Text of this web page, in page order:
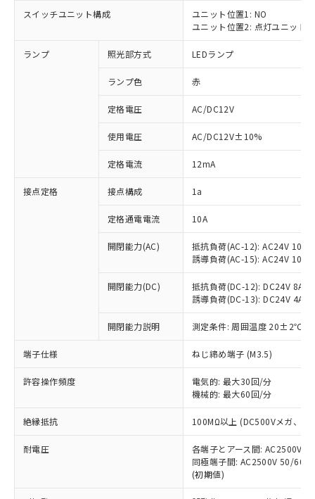
スイッチユニット構成
ユニット位置1: NO
ユニット位置2: 点灯ユニット
ランプ 照光部方式 LEDランプ
ランプ色 赤
定格電圧 AC/DC12V
使用電圧 AC/DC12V±10%
定格電流 12mA
接点定格 接点構成 1a
定格通電電流 10A
開閉能力(AC)
抵抗負荷(AC-12): AC24V 10A/
誘導負荷(AC-15): AC24V
開閉能力(DC)
抵抗負荷(DC-12): DC24V 8A/
誘導負荷(DC-13): DC24V 4A/
開閉能力説明 測定条件: 周囲温度 20±2℃、
端子仕様 ねじ締め端子 (M3.5)
許容操作頻度
電気的: 最大30回/分
機械的: 最大60回/分
絶縁抵抗 100MΩ以上 (DC500Vメガ、点
耐電圧
各端子とアース間: AC2500V
同極端子間: AC2500V 50/
(初期値)
ご利用条件
以下の条件をお読みいただき、同意のうえ
ご利用ください。
本サービスは、当社制御機器事業取扱
商品の当社在庫状況および標準価格
(税抜)を提供させていただくもので
当社制御機器事業取扱商品の中には、
本サービスの対象外となる商品もある
ことをご了承ください。
在庫状況および標準価格照会結果は、
記載している更新日時点での社内デー
タに基づき作成されるものであり、閲
覧された時点での実際の在庫および標
準価格とは異なる場合があることをご
※1 対応状況
対応済み：EU RoHS指令（10物質）の
非含有に対応した製品が提供可能な商品で
対応予定：EU RoHS指令（10物質）の非含
有に対応した製品に切り替える予定のある
対応予定なし：EU RoHS指令（10物質）の
非含有に非対応の商品で、対応品を出す予
定はありません。
調査・確認中：EU RoHS指令（10物質）の
非含有の対応状況を調査中または確認中の
非該当品：ライセンス料など無形物で、有
害物質有無と関係のない商品です。
仕入先様の事情により、非含有部品として
いたものが、含有品と判明した場合などや
むを得ず変更することがあります。
鉛(Pb) 1000ppm以下、 水銀(Hg) 1000ppm以下、 カド
六価クロム(Cr(Ⅵ)) 1000ppm以下、ポリ臭化ビフェニル
類(PBB) 1000ppm以下、ポリ臭化ジフェニルエーテル類
(PBDE) 1000ppm以下、フタル酸ビス(2-エチルヘキシ
※1 中国RoHS○×表
「○」：最大均質材料含有率が中国RoHSの
基準値以下であることを示します。
「×」：最大均質材料含有率が中国RoHSの
基準値を超えていることを示します。
「－」：未確認です。当社販売部門へお問
い合わせください。
*中国RoHS10物質の基準値 (GB/T26572)：
Pb(鉛) :1000ppm、 Hg(水銀) : 1000ppm、 Cd(カドミウ
Cr(Ⅵ)(六価クロム) : 1000ppm、 PBBs(ポリ臭化ビフェ
当社は、これら貴社製品のうち、外国
為替および外国貿易法に定める商品
（以下｢規制貨物等」という）を輸出
国政府の輸出許可(または役務取引許
可)を取得するなどの必要な手続きを